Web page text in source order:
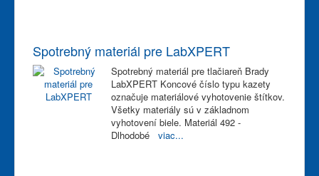
Spotrebný materiál pre LabXPERT
Spotrebný materiál pre tlačiareň Brady
LabXPERT Koncové číslo typu kazety
označuje materiálové vyhotovenie štítkov.
Všetky materiály sú v základnom
vyhotovení biele. Materiál 492 -
Dlhodobé viac...